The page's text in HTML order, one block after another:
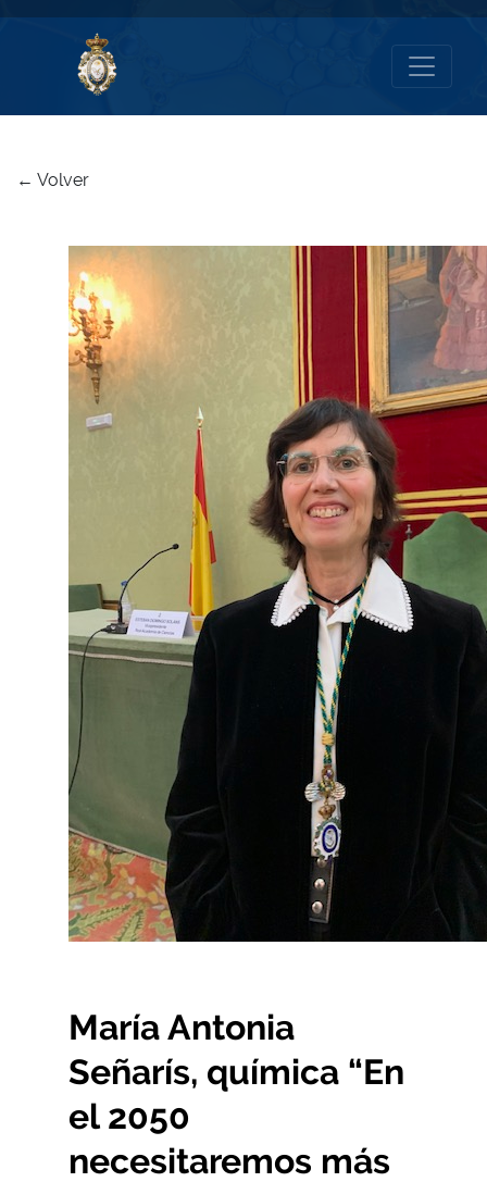
← Volver
María Antonia
Señarís, química “En
el 2050
necesitaremos más